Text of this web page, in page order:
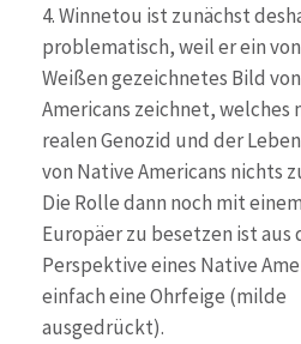
4. Winnetou ist zunächst
problematisch, weil er ein
Weißen gezeichnetes Bild
Americans zeichnet, welches
realen Genozid und der
von Native Americans nichts
Die Rolle dann noch mit
Europäer zu besetzen ist aus
Perspektive eines Native
einfach eine Ohrfeige (milde
ausgedrückt).